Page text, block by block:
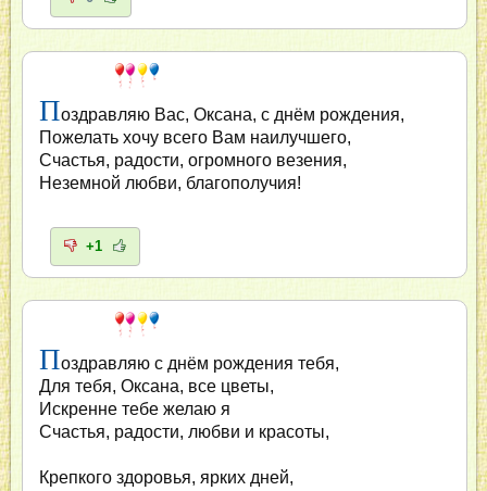
Поздравляю Вас, Оксана, с днём рождения,
Пожелать хочу всего Вам наилучшего,
Счастья, радости, огромного везения,
Неземной любви, благополучия!
+1
Поздравляю с днём рождения тебя,
Для тебя, Оксана, все цветы,
Искренне тебе желаю я
Счастья, радости, любви и красоты,
Крепкого здоровья, ярких дней,